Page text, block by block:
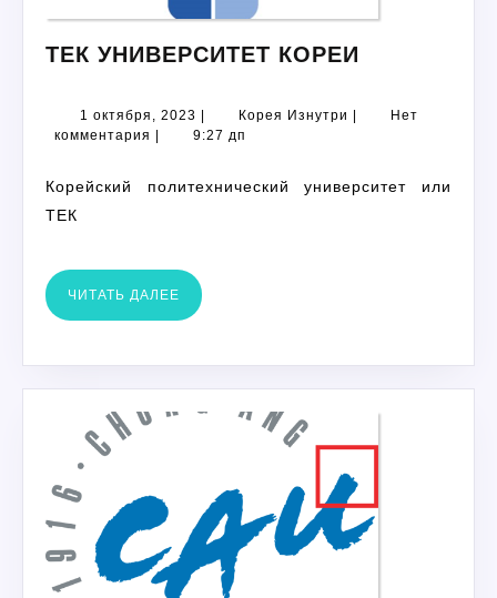
ТЕК УНИВЕРСИТЕТ КОРЕИ
КОРЕИ
1 октября, 2023 1
октября,
| Корея Изнутри Корея
|
Нет
комментария | 9:27 дп
Корейский политехнический университет или
ТЕК
ЧИТАТЬ ДАЛЕЕ ЧИТАТЬ
ДАЛЕЕ